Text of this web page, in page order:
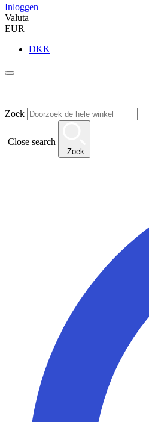
Inloggen
Valuta
EUR
DKK
Zoek
Close search
Zoek